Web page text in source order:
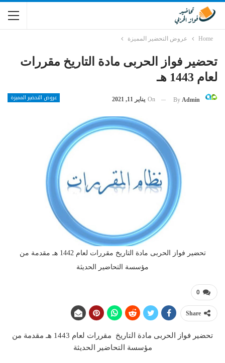
Home عروض التحضير المميزة
تحضير فواز الحربى مادة التاريخ مقررات
لعام 1443 هـ
عروض التحضير المميزة By Admin
On يناير 11, 2021
تحضير فواز الحربى مادة التاريخ مقررات لعام 1442 هـ مقدمة من
مؤسسة التحاضير الحديثة
0
Share
تحضير فواز الحربى مادة التاريخ مقررات لعام 1443 هـ مقدمة من
مؤسسة التحاضير الحديثة